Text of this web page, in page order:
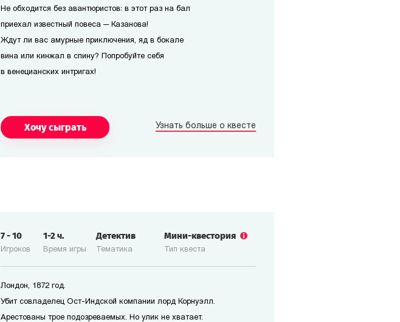
Не обходится без авантюристов: в этот раз на бал
приехал известный повеса — Казанова!
Ждут ли вас амурные приключения, яд в бокале
вина или кинжал в спину? Попробуйте себя
в венецианских интригах!
Хочу сыграть Узнать больше о квесте
Игроков
7-10
Время игры
1-2ч.
Тематика
Детектив
Тип квеста
Мини-квестория
Лондон, 1872 год.
Убит совладелец Ост-Индской компании лорд Корнуэлл.
Арестованы трое подозреваемых. Но улик не хватает.